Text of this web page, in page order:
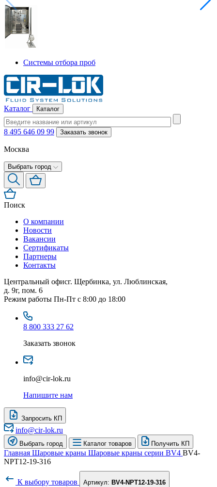
Системы отбора проб
Каталог Каталог
8 495 646 09 99 Заказать звонок
Москва
Выбрать город
Поиск
О компании
Новости
Вакансии
Сертификаты
Партнеры
Контакты
Центральный офисг. Щербинка, ул. Люблинская,
д. 9г, пом. 6
Режим работы Пн-Пт с 8:00 до 18:00
8 800 333 27 62
Заказать звонок
info@cir-lok.ru
Напишите нам
Запросить КП
info@cir-lok.ru
Выбрать город Каталог товаров Получить КП
Главная Шаровые краны Шаровые краны серии BV4 BV4-
NPT12-19-316
К выбору товаров Артикул: BV4-NPT12-19-316